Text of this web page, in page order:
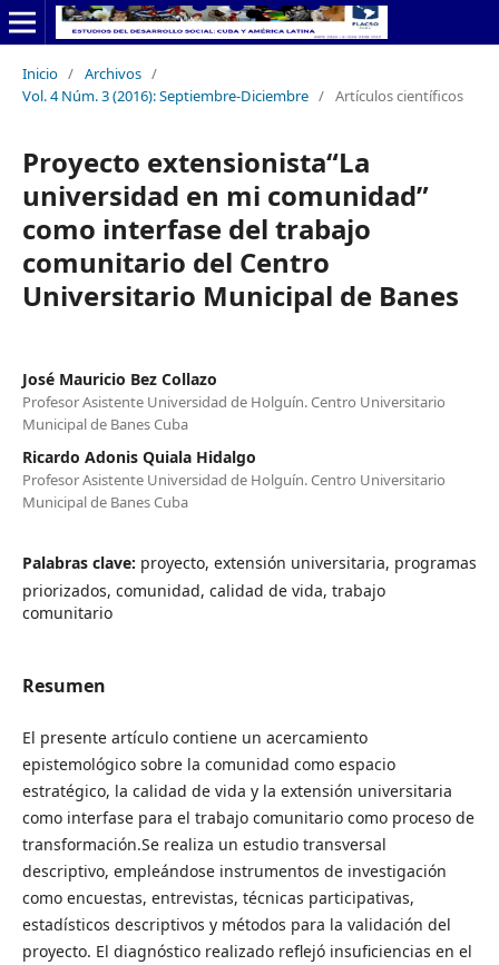
Inicio / Archivos /
Vol. 4 Núm. 3 (2016): Septiembre-Diciembre / Artículos científicos
Proyecto extensionista“La
universidad en mi comunidad”
como interfase del trabajo
comunitario del Centro
Universitario Municipal de Banes
José Mauricio Bez Collazo
Profesor Asistente Universidad de Holguín. Centro Universitario
Municipal de Banes Cuba
Ricardo Adonis Quiala Hidalgo
Profesor Asistente Universidad de Holguín. Centro Universitario
Municipal de Banes Cuba
Palabras clave: proyecto, extensión universitaria, programas
priorizados, comunidad, calidad de vida, trabajo
comunitario
Resumen
El presente artículo contiene un acercamiento
epistemológico sobre la comunidad como espacio
estratégico, la calidad de vida y la extensión universitaria
como interfase para el trabajo comunitario como proceso de
transformación.Se realiza un estudio transversal
descriptivo, empleándose instrumentos de investigación
como encuestas, entrevistas, técnicas participativas,
estadísticos descriptivos y métodos para la validación del
proyecto. El diagnóstico realizado reflejó insuficiencias en el